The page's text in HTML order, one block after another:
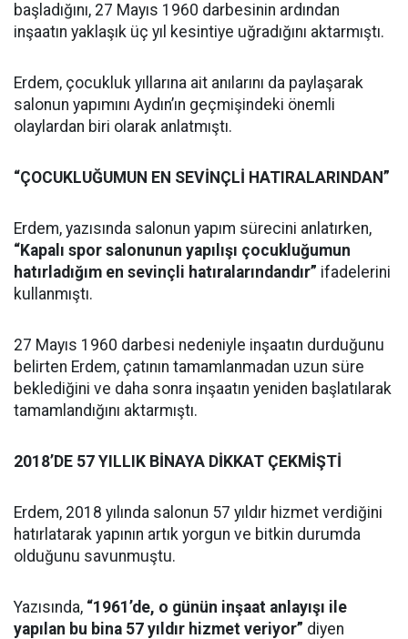
başladığını, 27 Mayıs 1960 darbesinin ardından
inşaatın yaklaşık üç yıl kesintiye uğradığını aktarmıştı.
Erdem, çocukluk yıllarına ait anılarını da paylaşarak
salonun yapımını Aydın’ın geçmişindeki önemli
olaylardan biri olarak anlatmıştı.
“ÇOCUKLUĞUMUN EN SEVİNÇLİ HATIRALARINDAN”
Erdem, yazısında salonun yapım sürecini anlatırken,
“Kapalı spor salonunun yapılışı çocukluğumun
hatırladığım en sevinçli hatıralarındandır” ifadelerini
kullanmıştı.
27 Mayıs 1960 darbesi nedeniyle inşaatın durduğunu
belirten Erdem, çatının tamamlanmadan uzun süre
beklediğini ve daha sonra inşaatın yeniden başlatılarak
tamamlandığını aktarmıştı.
2018’DE 57 YILLIK BİNAYA DİKKAT ÇEKMİŞTİ
Erdem, 2018 yılında salonun 57 yıldır hizmet verdiğini
hatırlatarak yapının artık yorgun ve bitkin durumda
olduğunu savunmuştu.
Yazısında, “1961’de, o günün inşaat anlayışı ile
yapılan bu bina 57 yıldır hizmet veriyor” diyen